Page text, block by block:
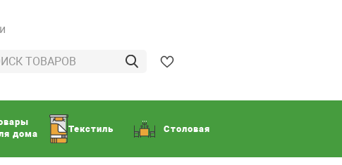
дома
Текстиль Столовая